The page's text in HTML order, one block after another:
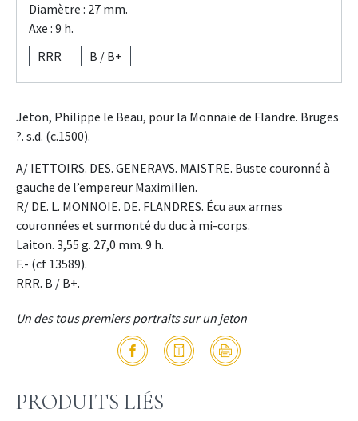
Diamètre : 27 mm.
Axe : 9 h.
RRR
B / B+
Jeton, Philippe le Beau, pour la Monnaie de Flandre. Bruges
?. s.d. (c.1500).
A/ IETTOIRS. DES. GENERAVS. MAISTRE. Buste couronné à
gauche de l’empereur Maximilien.
R/ DE. L. MONNOIE. DE. FLANDRES. Écu aux armes
couronnées et surmonté du duc à mi-corps.
Laiton. 3,55 g. 27,0 mm. 9 h.
F.- (cf 13589).
RRR. B / B+.
Un des tous premiers portraits sur un jeton
PRODUITS LIÉS